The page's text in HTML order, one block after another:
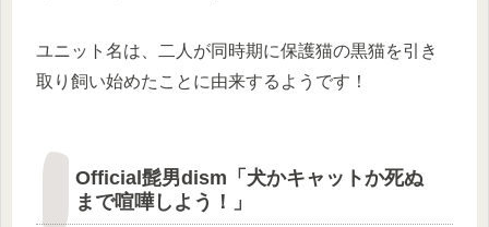
ユニット名は、二人が同時期に保護猫の黒猫を引き
取り飼い始めたことに由来するようです！
Official髭男dism「犬かキャットか死ぬ
まで喧嘩しよう！」